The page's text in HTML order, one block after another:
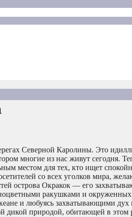
Северной Каролины. Это
многие из нас живут сегодня.
местом для тех, кто ищет
со всех уголков мира,
острова Окракок — его
ракушками и
и любуясь захватывающими
дикой природой, обитающей в